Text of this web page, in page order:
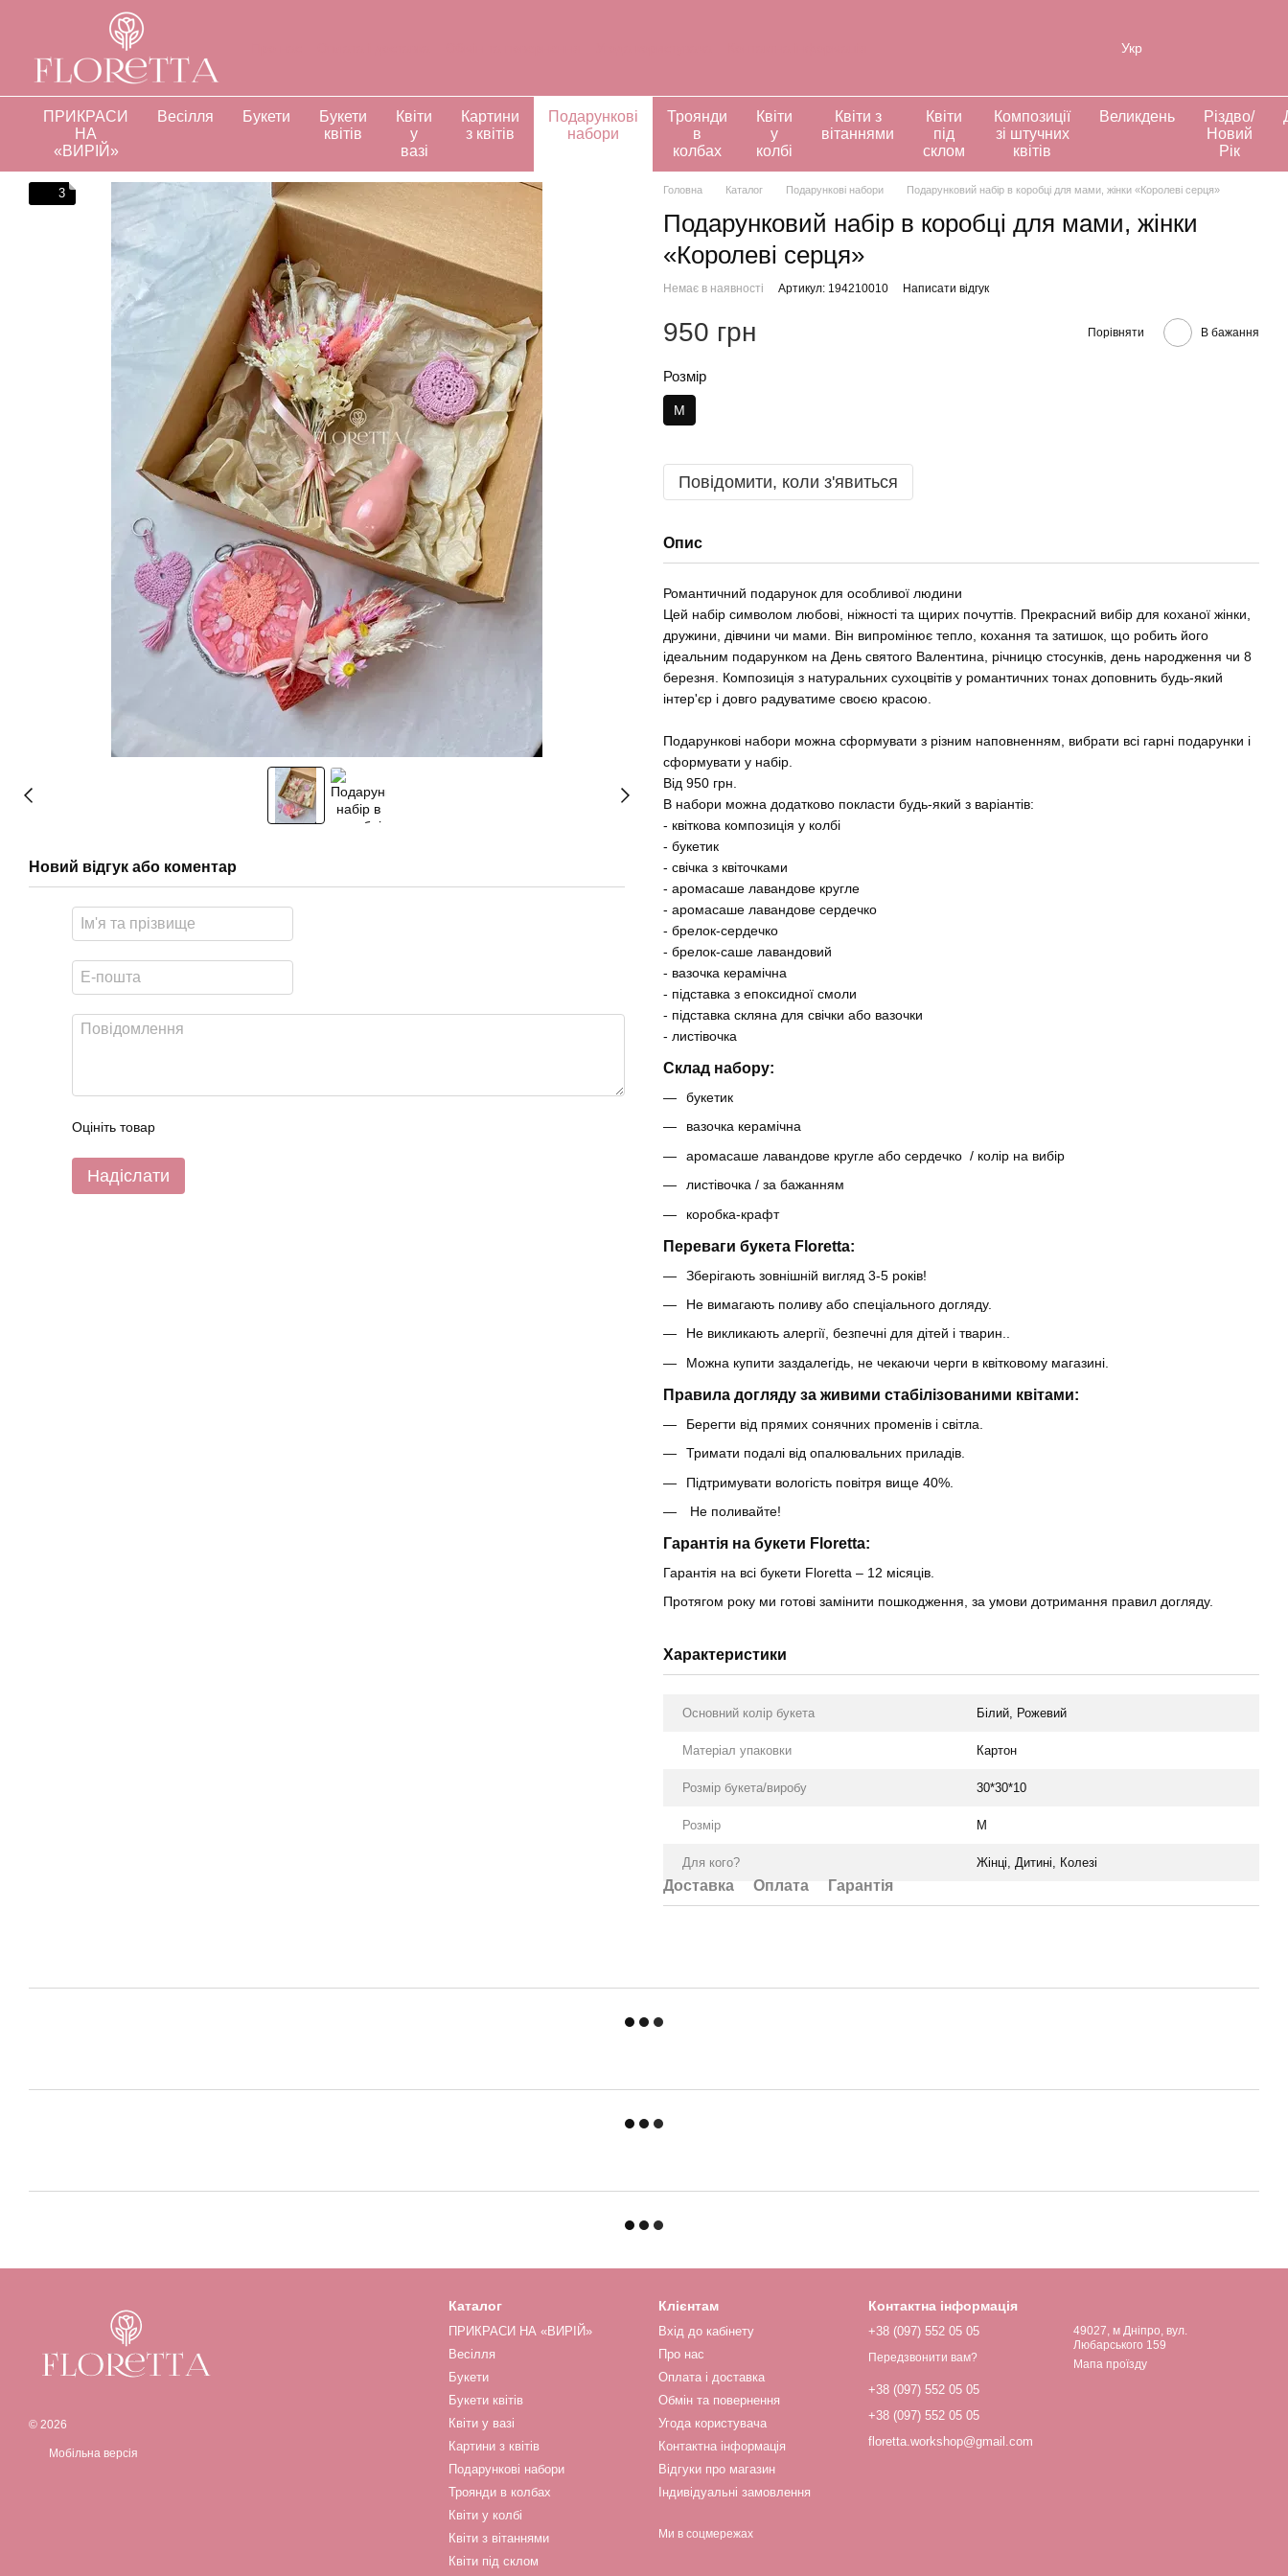
Перейти до основного контенту
Укр
ПРИКРАСИ
НА
«ВИРІЙ»
Весілля Букети
Букети
квітів
Квіти
у
вазі
Картини
з квітів
Подарункові
набори
Троянди
в
колбах
Квіти
у
колбі
Квіти з
вітаннями
Квіти
під
склом
Композиції
зі штучних
квітів
Великдень
Різдво/
Новий
Рік
3
Новий відгук або коментар
Оцініть товар
Надіслати
Головна Каталог Подарункові набори Подарунковий набір в коробці для мами, жінки «Королеві серця»
Подарунковий набір в коробці для мами, жінки
«Королеві серця»
Немає в наявності Артикул: 194210010 Написати відгук
950 грн Порівняти В бажання
Розмір
M
Повідомити, коли з'явиться
Опис
Романтичний подарунок для особливої ​​людини
Цей набір символом любові, ніжності та щирих почуттів. Прекрасний вибір для коханої жінки,
дружини, дівчини чи мами. Він випромінює тепло, кохання та затишок, що робить його
ідеальним подарунком на День святого Валентина, річницю стосунків, день народження чи 8
березня. Композиція з натуральних сухоцвітів у романтичних тонах доповнить будь-який
інтер'єр і довго радуватиме своєю красою.
Подарункові набори можна сформувати з різним наповненням, вибрати всі гарні подарунки і
сформувати у набір.
Від 950 грн.
В набори можна додатково покласти будь-який з варіантів:
- квіткова композиція у колбі
- букетик
- свічка з квіточками
- аромасаше лавандове кругле
- аромасаше лавандове сердечко
- брелок-сердечко
- брелок-саше лавандовий
- вазочка керамічна
- підставка з епоксидної смоли
- підставка скляна для свічки або вазочки
- листівочка
Склад набору:
букетик
вазочка керамічна
аромасаше лавандове кругле або сердечко / колір на вибір
листівочка / за бажанням
коробка-крафт
Переваги букета Floretta:
Зберігають зовнішній вигляд 3-5 років!
Не вимагають поливу або спеціального догляду.
Не викликають алергії, безпечні для дітей і тварин..
Можна купити заздалегідь, не чекаючи черги в квітковому магазині.
Правила догляду за живими стабілізованими квітами:
Берегти від прямих сонячних променів і світла.
Тримати подалі від опалювальних приладів.
Підтримувати вологість повітря вище 40%.
Не поливайте!
Гарантія на букети Floretta:
Гарантія на всі букети Floretta – 12 місяців.
Протягом року ми готові замінити пошкодження, за умови дотримання правил догляду.
Характеристики
Основний колір букета Білий, Рожевий
Матеріал упаковки Картон
Розмір букета/виробу 30*30*10
Розмір М
Для кого? Жінці, Дитині, Колезі
Доставка Оплата Гарантія
© 2026
Мобільна версія
Каталог
ПРИКРАСИ НА «ВИРІЙ»
Весілля
Букети
Букети квітів
Квіти у вазі
Картини з квітів
Подарункові набори
Троянди в колбах
Квіти у колбі
Квіти з вітаннями
Квіти під склом
Клієнтам
Вхід до кабінету
Про нас
Оплата і доставка
Обмін та повернення
Угода користувача
Контактна інформація
Відгуки про магазин
Індивідуальні замовлення
Ми в соцмережах
Контактна інформація
+38 (097) 552 05 05
Передзвонити вам?
+38 (097) 552 05 05
+38 (097) 552 05 05
floretta.workshop@gmail.com
49027, м Дніпро, вул.
Любарського 159
Мапа проїзду